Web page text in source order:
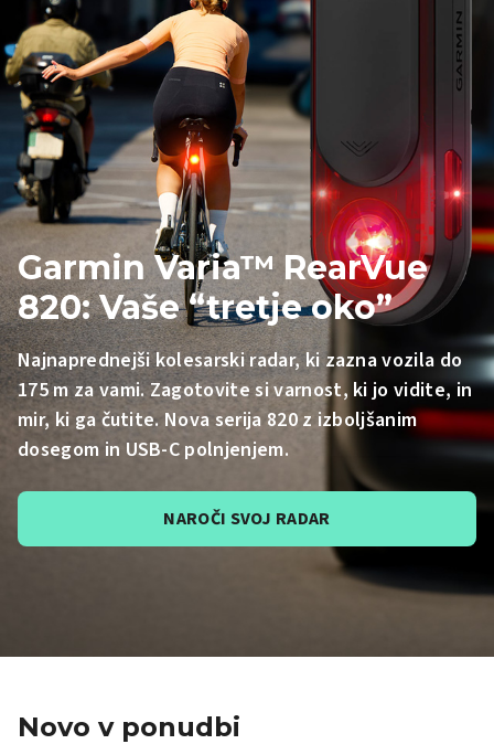
Garmin Varia™ RearVue
820: Vaše “tretje oko”
Najnaprednejši kolesarski radar, ki zazna vozila do
175 m za vami. Zagotovite si varnost, ki jo vidite, in
mir, ki ga čutite. Nova serija 820 z izboljšanim
dosegom in USB-C polnjenjem.
NAROČI SVOJ RADAR
Novo v ponudbi